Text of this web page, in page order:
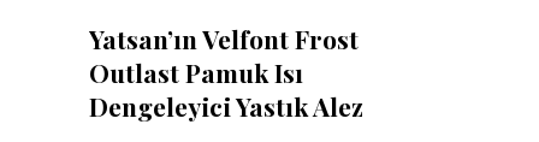
Yatsan’ın Velfont Frost
Outlast Pamuk Isı
Dengeleyici Yastık Alez